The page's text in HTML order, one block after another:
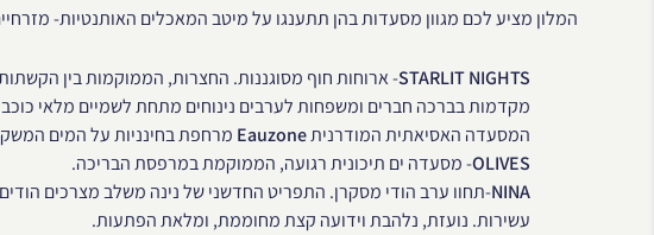
המלון מציע לכם מגוון מסעדות בהן תתענגו על מיטב המאכלים האותנטיות-
STARLIT NIGHTS- ארוחות חוף מסוגננות. החצרות, הממוקמות בין
מקדמות בברכה חברים ומשפחות לערבים נינוחים מתחת לשמיים מלאי
המסעדה האסיאתית המודרניתEauzone מרחפת בחינניות על המים
OLIVES- מסעדה ים תיכונית רגועה, הממוקמת במרפסת הבריכה.
NINA-תחוו ערב הודי מסקרן. התפריט החדשני של נינה משלב מצרכים
עשירות. נועזת, נלהבת וידועה קצת מחוממת, ומלאת הפתעות.